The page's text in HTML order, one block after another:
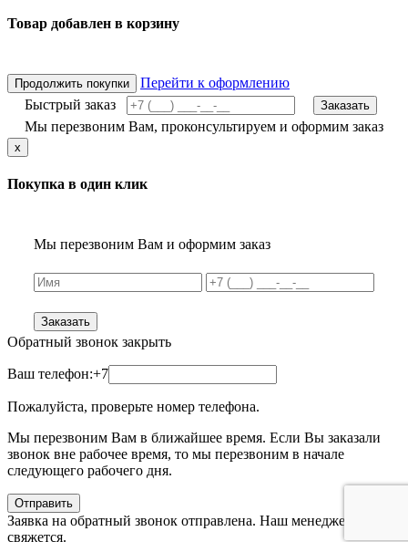
Товар добавлен в корзину
Продолжить покупки
Перейти к оформлению
Быстрый заказ
Заказать
Мы перезвоним Вам, проконсультируем и оформим заказ
x
Покупка в один клик
Мы перезвоним Вам и оформим заказ
Заказать
Обратный звонок закрыть
Ваш телефон:+7
Пожалуйста, проверьте номер телефона.
Мы перезвоним Вам в ближайшее время. Если Вы заказали
звонок вне рабочее время, то мы перезвоним в начале
следующего рабочего дня.
Отправить
Заявка на обратный звонок отправлена. Наш менеджер с Вами
свяжется.